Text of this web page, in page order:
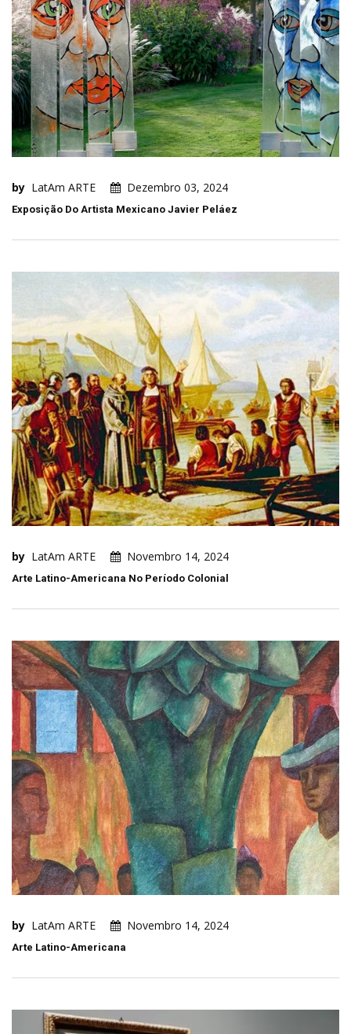
by LatAm ARTE Dezembro 03, 2024
Exposição Do Artista Mexicano Javier Peláez
by LatAm ARTE Novembro 14, 2024
Arte Latino-Americana No Período Colonial
by LatAm ARTE Novembro 14, 2024
Arte Latino-Americana